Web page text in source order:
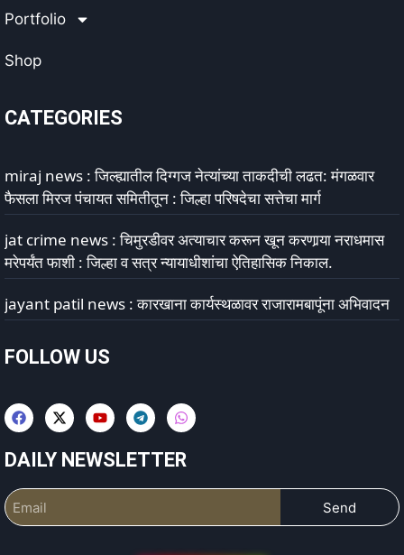
Portfolio
Shop
CATEGORIES
miraj news : जिल्ह्यातील दिग्गज नेत्यांच्या ताकदीची लढत: मंगळवार
फैसला मिरज पंचायत समितीतून : जिल्हा परिषदेचा सत्तेचा मार्ग
jat crime news : चिमुरडीवर अत्याचार करून खून करणार्‍या नराधमास
मरेपर्यंत फाशी : जिल्हा व सत्र न्यायाधीशांचा ऐतिहासिक निकाल.
jayant patil news : कारखाना कार्यस्थळावर राजारामबापूंना अभिवादन
FOLLOW US
DAILY NEWSLETTER
Send